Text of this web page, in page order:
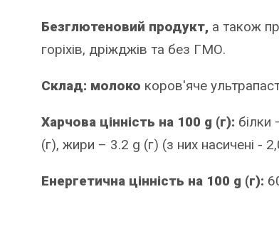
Безглютеновий продукт, а також
горіхів, дріжджів та без ГМО.
Склад: молоко коров'яче
Харчова цінність на 100 g (г): білки
(г), жири – 3.2 g (г) (з них насичені -
Енергетична цінність на 100 g (г):